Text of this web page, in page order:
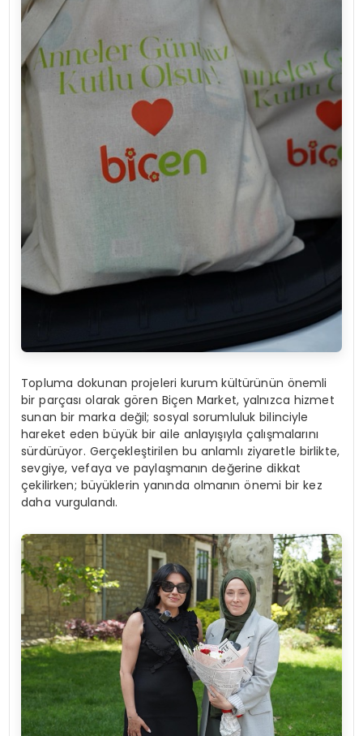
Topluma dokunan projeleri kurum kültürünün önemli
bir parçası olarak gören Biçen Market, yalnızca hizmet
sunan bir marka değil; sosyal sorumluluk bilinciyle
hareket eden büyük bir aile anlayışıyla çalışmalarını
sürdürüyor. Gerçekleştirilen bu anlamlı ziyaretle birlikte,
sevgiye, vefaya ve paylaşmanın değerine dikkat
çekilirken; büyüklerin yanında olmanın önemi bir kez
daha vurgulandı.